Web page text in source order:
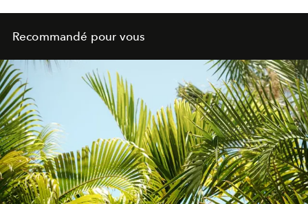
Recommandé pour vous